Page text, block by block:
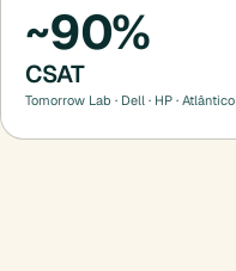
~90%
CSAT
Tomorrow Lab · Dell · HP · Atlântico